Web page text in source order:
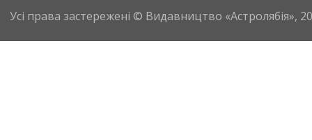
Усі права застережені © Видавництво «Астролябія»,